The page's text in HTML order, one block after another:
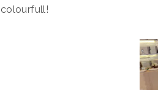
colourfull!